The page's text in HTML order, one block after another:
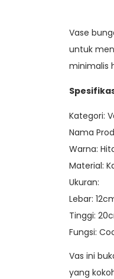
Vase
untuk
minimalis
Kategori:
Nama
Warna:
Material:
Ukuran:
Lebar:
Tinggi:
Fungsi:
Vas ini
yang